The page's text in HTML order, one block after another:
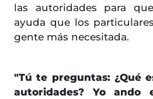
las autoridades para
ayuda que los
gente más necesitada.
"Tú te preguntas: ¿Qué
autoridades? Yo ando